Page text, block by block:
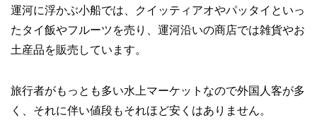
運河に浮かぶ小船では、クイッティアオやパッタイといっ
たタイ飯やフルーツを売り、運河沿いの商店では雑貨やお
土産品を販売しています。
旅行者がもっとも多い水上マーケットなので外国人客が多
く、それに伴い値段もそれほど安くはありません。